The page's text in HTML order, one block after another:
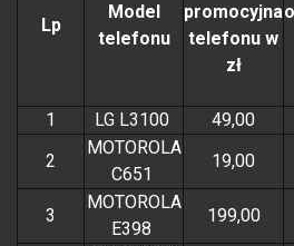
Lp
Model
telefonu
promocyjna
telefonu w
zł
1
LG L3100 49,00
2
MOTOROLA
C651
19,00
3
MOTOROLA
E398
199,00